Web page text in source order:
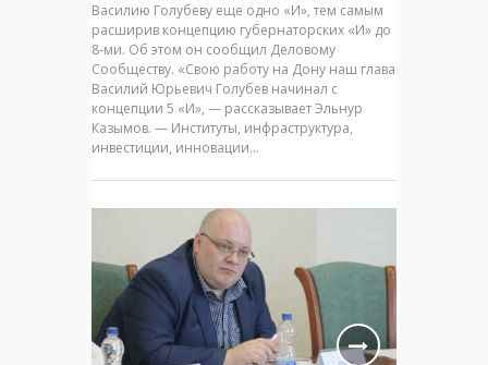
Василию Голубеву еще одно «И», тем самым
расширив концепцию губернаторских «И» до
8-ми. Об этом он сообщил Деловому
Сообществу. «Свою работу на Дону наш глава
Василий Юрьевич Голубев начинал с
концепции 5 «И», — рассказывает Эльнур
Казымов. — Институты, инфраструктура,
инвестиции, инновации…